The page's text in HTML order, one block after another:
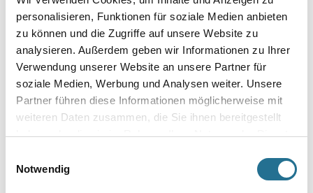
personalisieren, Funktionen für soziale Medien anbieten
zu können und die Zugriffe auf unsere Website zu
analysieren. Außerdem geben wir Informationen zu Ihrer
Verwendung unserer Website an unsere Partner für
soziale Medien, Werbung und Analysen weiter. Unsere
Partner führen diese Informationen möglicherweise mit
weiteren Daten zusammen, die Sie ihnen bereitgestellt
haben oder die sie im Rahmen Ihrer Nutzung der Dienste
Notwendig
Orac Decofix Pro FDP 500
und Decke innen
3009-000374
Orac Decofix Ultra FX 400